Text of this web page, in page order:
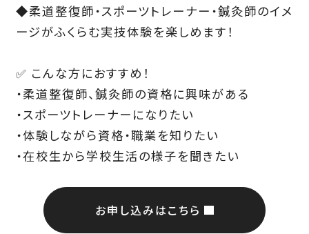
◆柔道整復師・スポーツトレーナー・鍼灸師のイメ
ージがふくらむ実技体験を楽しめます！
✅ こんな方におすすめ！
・柔道整復師、鍼灸師の資格に興味がある
・スポーツトレーナーになりたい
・体験しながら資格・職業を知りたい
・在校生から学校生活の様子を聞きたい
お申し込みはこちら